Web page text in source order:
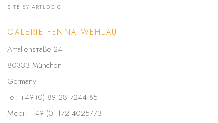
SITE BY ARTLOGIC
GALERIE FENNA WEHLAU
Amalienstraße 24
80333 München
Germany
Tel: +49 (0) 89 28 7244 85
Mobil: +49 (0) 172 4025773